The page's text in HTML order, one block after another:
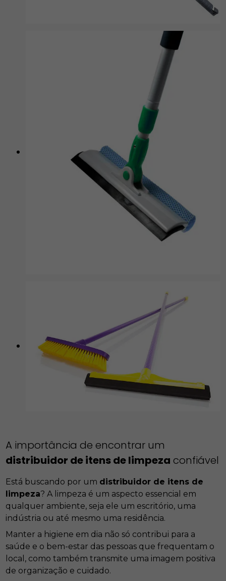
A importância de encontrar um
distribuidor de itens de limpeza confiável
Está buscando por um distribuidor de itens de
limpeza? A limpeza é um aspecto essencial em
qualquer ambiente, seja ele um escritório, uma
indústria ou até mesmo uma residência.
Manter a higiene em dia não só contribui para a
saúde e o bem-estar das pessoas que frequentam o
local, como também transmite uma imagem positiva
de organização e cuidado.